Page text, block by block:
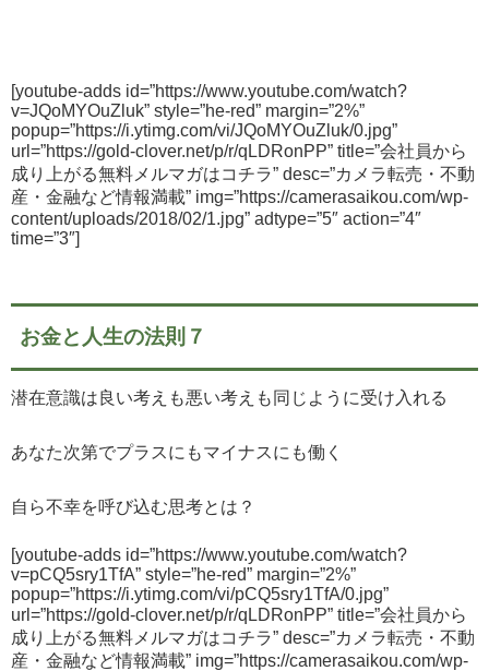
[youtube-adds id=”https://www.youtube.com/watch?
v=JQoMYOuZluk” style=”he-red” margin=”2%”
popup=”https://i.ytimg.com/vi/JQoMYOuZluk/0.jpg”
url=”https://gold-clover.net/p/r/qLDRonPP” title=”会社員から
成り上がる無料メルマガはコチラ” desc=”カメラ転売・不動
産・金融など情報満載” img=”https://camerasaikou.com/wp-
content/uploads/2018/02/1.jpg” adtype=”5″ action=”4″
time=”3″]
お金と人生の法則７
潜在意識は良い考えも悪い考えも同じように受け入れる
あなた次第でプラスにもマイナスにも働く
自ら不幸を呼び込む思考とは？
[youtube-adds id=”https://www.youtube.com/watch?
v=pCQ5sry1TfA” style=”he-red” margin=”2%”
popup=”https://i.ytimg.com/vi/pCQ5sry1TfA/0.jpg”
url=”https://gold-clover.net/p/r/qLDRonPP” title=”会社員から
成り上がる無料メルマガはコチラ” desc=”カメラ転売・不動
産・金融など情報満載” img=”https://camerasaikou.com/wp-